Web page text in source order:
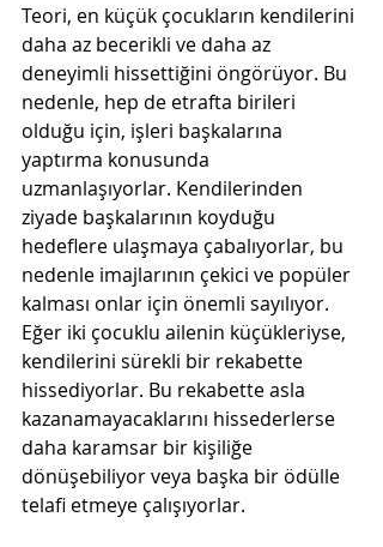
Teori, en küçük çocukların kendilerini
daha az becerikli ve daha az
deneyimli hissettiğini öngörüyor. Bu
nedenle, hep de etrafta birileri
olduğu için, işleri başkalarına
yaptırma konusunda
uzmanlaşıyorlar. Kendilerinden
ziyade başkalarının koyduğu
hedeflere ulaşmaya çabalıyorlar, bu
nedenle imajlarının çekici ve popüler
kalması onlar için önemli sayılıyor.
Eğer iki çocuklu ailenin küçükleriyse,
kendilerini sürekli bir rekabette
hissediyorlar. Bu rekabette asla
kazanamayacaklarını hissederlerse
daha karamsar bir kişiliğe
dönüşebiliyor veya başka bir ödülle
telafi etmeye çalışıyorlar.